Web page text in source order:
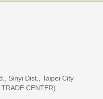
Sinyi Dist., Taipei City
CENTER)